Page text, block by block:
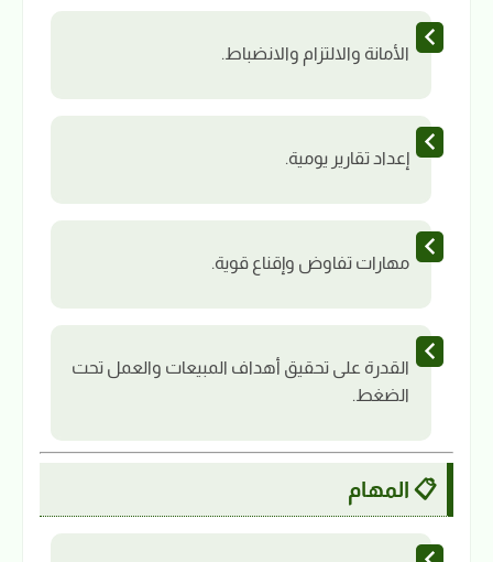
الأمانة والالتزام والانضباط.
إعداد تقارير يومية.
مهارات تفاوض وإقناع قوية.
القدرة على تحقيق أهداف المبيعات والعمل تحت
الضغط.
📋 المهام